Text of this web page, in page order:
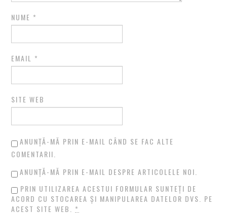
NUME *
EMAIL *
SITE WEB
ANUNȚĂ-MĂ PRIN E-MAIL CÂND SE FAC ALTE
COMENTARII.
ANUNȚĂ-MĂ PRIN E-MAIL DESPRE ARTICOLELE NOI.
PRIN UTILIZAREA ACESTUI FORMULAR SUNTEȚI DE
ACORD CU STOCAREA ȘI MANIPULAREA DATELOR DVS. PE
ACEST SITE WEB. *